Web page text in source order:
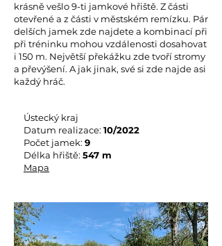
krásně vešlo 9-ti jamkové hřiště. Z části
otevřené a z části v městském remízku. Pár
delších jamek zde najdete a kombinací při
při tréninku mohou vzdálenosti dosahovat
i 150 m. Největší překážku zde tvoří stromy
a převýšení. A jak jinak, své si zde najde asi
každý hráč.
Ústecký kraj
Datum realizace: 10/2022
Počet jamek: 9
Délka hřiště: 547 m
Mapa